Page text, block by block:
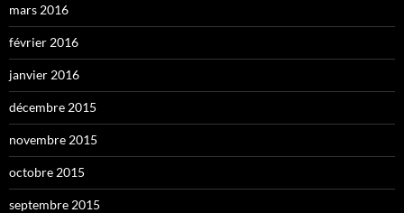
mars 2016
février 2016
janvier 2016
décembre 2015
novembre 2015
octobre 2015
septembre 2015